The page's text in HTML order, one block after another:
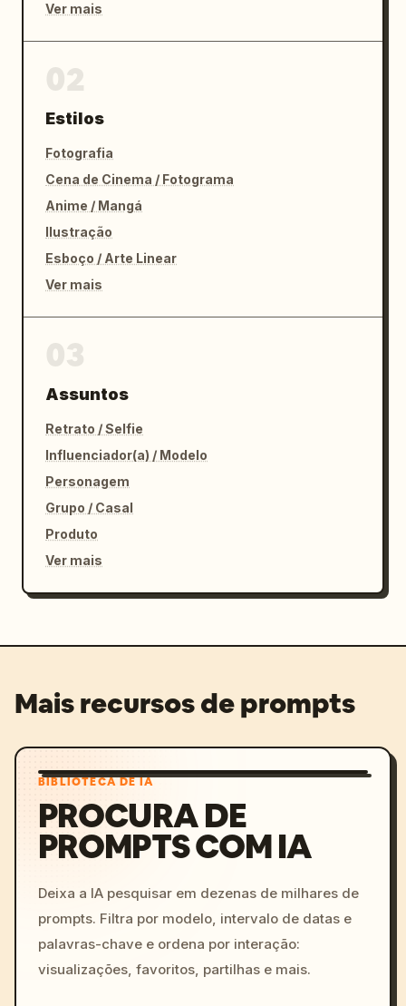
Ver mais
Estilos
Fotografia
Cena de Cinema / Fotograma
Anime / Mangá
Ilustração
Esboço / Arte Linear
Ver mais
Assuntos
Retrato / Selfie
Influenciador(a) / Modelo
Personagem
Grupo / Casal
Produto
Ver mais
Mais recursos de prompts
BIBLIOTECA DE IA
PROCURA DE
PROMPTS COM IA
Deixa a IA pesquisar em dezenas de milhares de
prompts. Filtra por modelo, intervalo de datas e
palavras-chave e ordena por interação:
visualizações, favoritos, partilhas e mais.